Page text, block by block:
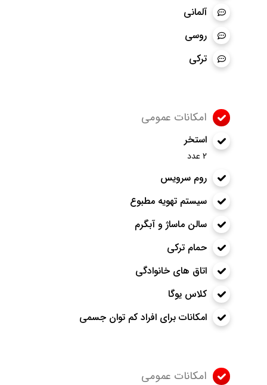
آلمانی
روسی
ترکی
امکانات عمومی
استخر
2 عدد
روم سرویس
سیستم تهویه مطبوع
سالن ماساژ و آبگرم
حمام ترکی
اتاق های خانوادگی
کلاس یوگا
امکانات برای افراد کم توان جسمی
امکانات عمومی